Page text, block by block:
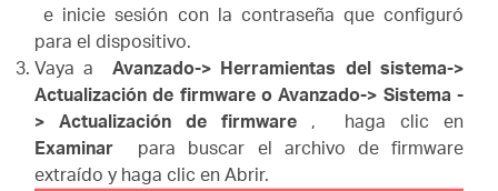
e inicie sesión con la contraseña que configuró
para el dispositivo.
Vaya a Avanzado-> Herramientas del sistema->
Actualización de firmware o Avanzado-> Sistema -
> Actualización de firmware , haga clic en
Examinar para buscar el archivo de firmware
extraído y haga clic en Abrir.